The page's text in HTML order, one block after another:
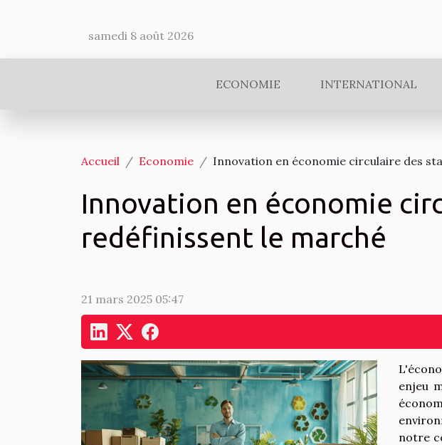
samedi 8 août 2026
ECONOMIE INTERNATIONAL
Accueil Economie Innovation en économie circulaire des
Innovation en économie
redéfinissent le marché
21 mars 2025 05:47
enjeu
notre